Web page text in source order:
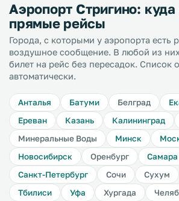
Аэропорт Стригино: куда
прямые рейсы
Города, с которыми у аэропорта есть
воздушное сообщение. В любой из
билет на рейс без пересадок. Список
автоматически.
Анталья Батуми Белград
Ереван
Казань Калининград
Минеральные Воды
Минск
Новосибирск
Оренбург
Самара
Санкт-Петербург
Сочи Сухум
Тбилиси
Уфа Хургада